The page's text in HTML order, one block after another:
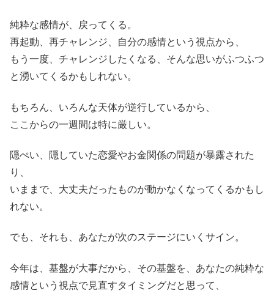
純粋な感情が、戻ってくる。
再起動、再チャレンジ、自分の感情という視点から、
もう一度、チャレンジしたくなる、そんな思いがふつふつ
と湧いてくるかもしれない。
もちろん、いろんな天体が逆行しているから、
ここからの一週間は特に厳しい。
隠ぺい、隠していた恋愛やお金関係の問題が暴露された
り、
いままで、大丈夫だったものが動かなくなってくるかもし
れない。
でも、それも、あなたが次のステージにいくサイン。
今年は、基盤が大事だから、その基盤を、あなたの純粋な
感情という視点で見直すタイミングだと思って、